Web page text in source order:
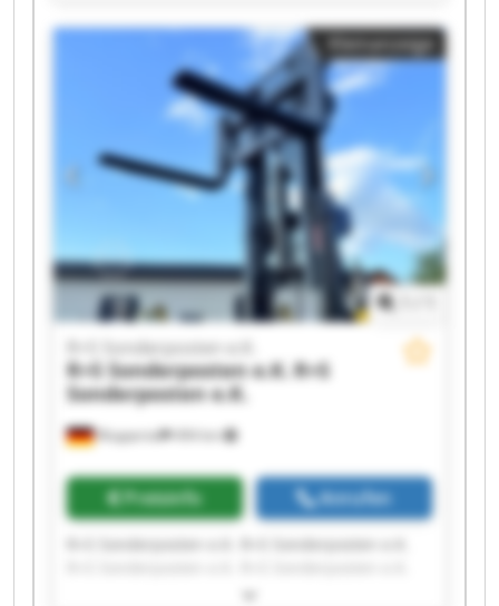
R+S Sonderposten e.K. R+S Sonderposten e.K.
R+S Sonderposten e.K. R+S Sonderposten e.K.
R+S Sonderposten e.K. R+S Sonderposten e.K.
R+S Sonderposten e.K. R+S Sonderposten e.K.
R+S Sonderposten e.K. R+S Sonderposten e.K.
R+S Sonderposten e.K. R+S Sonderposten e.K.
Kleinanzeige
Wuppertal 494 km
R+S Sonderposten e.K.
R+S Sonderposten e.K. R+S
Sonderposten e.K.
Preisinfo Anrufen
R+S Sonderposten e.K. R+S Sonderposten e.K.